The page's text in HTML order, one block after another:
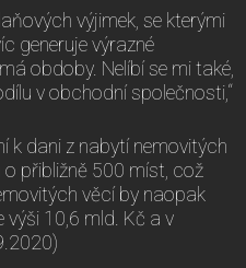
výjimek, se kterými
generuje výrazné
obdoby. Nelíbí se mi také,
v obchodní společnosti,“
k dani z nabytí nemovitých
o přibližně 500 míst, což
věcí by naopak
10,6 mld. Kč a v